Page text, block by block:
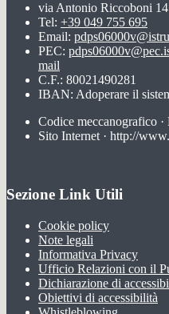
via Antonio Riccoboni 14
Tel: +39 049 755 695
Email:
PEC:
mail
C.F.: 80021490281
IBAN: Adoperare il
Codice meccanografico
Sito Internet · http://
Sezione Link Utili
Cookie policy
Note legali
Informativa Privacy
Ufficio Relazioni con il
Dichiarazione di
Obiettivi di accessibilità